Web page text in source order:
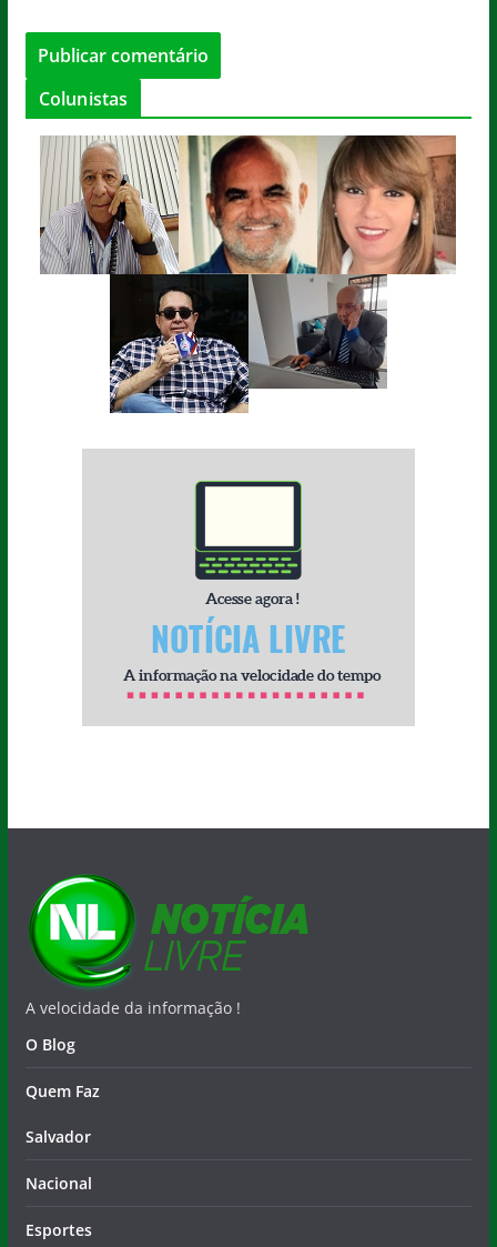
Colunistas
A velocidade da informação !
O Blog
Quem Faz
Salvador
Nacional
Esportes